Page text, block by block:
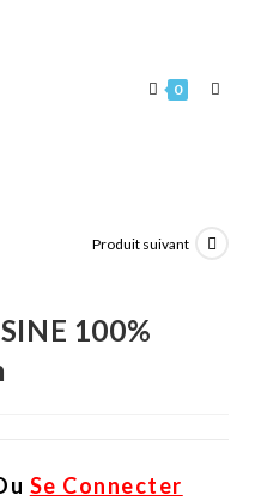
0
Produit suivant
100%
Se Connecter